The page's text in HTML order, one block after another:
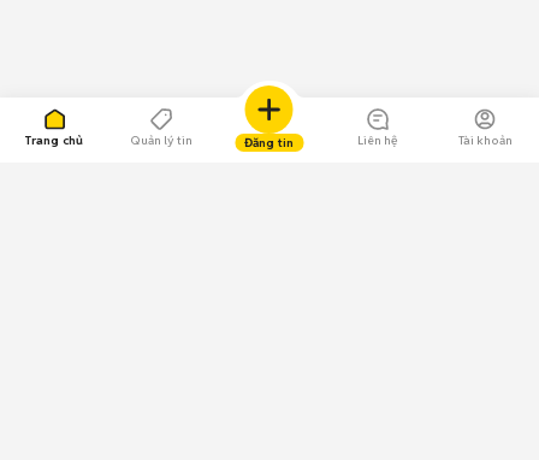
Trang chủ Quản lý tin Đăng tin Liên hệ Tài khoản